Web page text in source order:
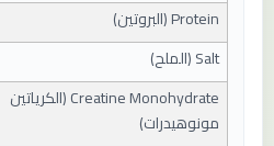
Protein ( البروتين)
Salt ( الملح)
Creatine Monohydrate ( الكرياتين
مونوهيدرات)